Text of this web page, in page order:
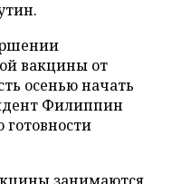
вакцины от
осенью начать
Филиппин
готовности